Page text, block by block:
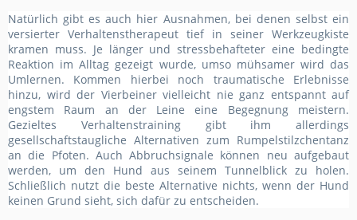
Natürlich gibt es auch hier Ausnahmen, bei denen selbst ein
versierter Verhaltenstherapeut tief in seiner Werkzeugkiste
kramen muss. Je länger und stressbehafteter eine bedingte
Reaktion im Alltag gezeigt wurde, umso mühsamer wird das
Umlernen. Kommen hierbei noch traumatische Erlebnisse
hinzu, wird der Vierbeiner vielleicht nie ganz entspannt auf
engstem Raum an der Leine eine Begegnung meistern.
Gezieltes Verhaltenstraining gibt ihm allerdings
gesellschaftstaugliche Alternativen zum Rumpelstilzchentanz
an die Pfoten. Auch Abbruchsignale können neu aufgebaut
werden, um den Hund aus seinem Tunnelblick zu holen.
Schließlich nutzt die beste Alternative nichts, wenn der Hund
keinen Grund sieht, sich dafür zu entscheiden.